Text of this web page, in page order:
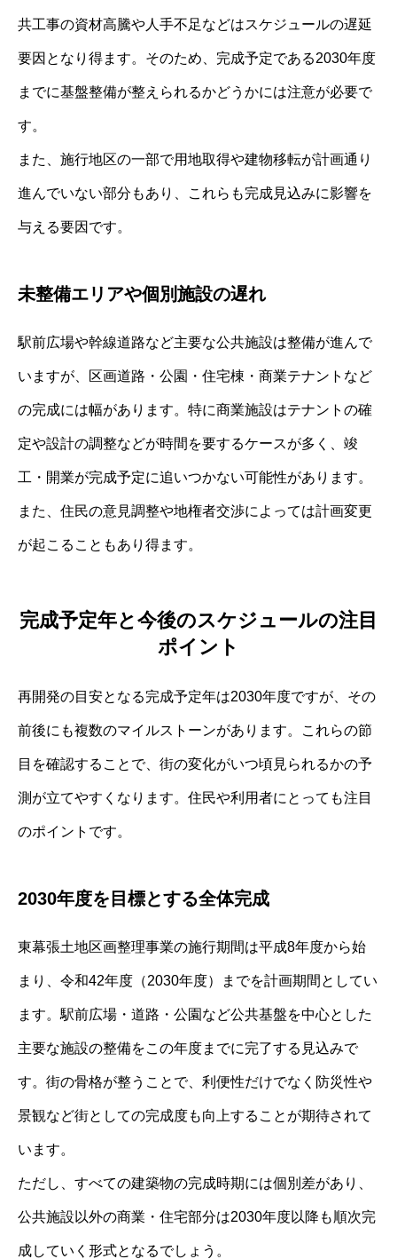
共工事の資材高騰や人手不足などはスケジュールの遅延
要因となり得ます。そのため、完成予定である2030年度
までに基盤整備が整えられるかどうかには注意が必要で
す。
また、施行地区の一部で用地取得や建物移転が計画通り
進んでいない部分もあり、これらも完成見込みに影響を
与える要因です。
未整備エリアや個別施設の遅れ
駅前広場や幹線道路など主要な公共施設は整備が進んで
いますが、区画道路・公園・住宅棟・商業テナントなど
の完成には幅があります。特に商業施設はテナントの確
定や設計の調整などが時間を要するケースが多く、竣
工・開業が完成予定に追いつかない可能性があります。
また、住民の意見調整や地権者交渉によっては計画変更
が起こることもあり得ます。
完成予定年と今後のスケジュールの注目
ポイント
再開発の目安となる完成予定年は2030年度ですが、その
前後にも複数のマイルストーンがあります。これらの節
目を確認することで、街の変化がいつ頃見られるかの予
測が立てやすくなります。住民や利用者にとっても注目
のポイントです。
2030年度を目標とする全体完成
東幕張土地区画整理事業の施行期間は平成8年度から始
まり、令和42年度（2030年度）までを計画期間としてい
ます。駅前広場・道路・公園など公共基盤を中心とした
主要な施設の整備をこの年度までに完了する見込みで
す。街の骨格が整うことで、利便性だけでなく防災性や
景観など街としての完成度も向上することが期待されて
います。
ただし、すべての建築物の完成時期には個別差があり、
公共施設以外の商業・住宅部分は2030年度以降も順次完
成していく形式となるでしょう。